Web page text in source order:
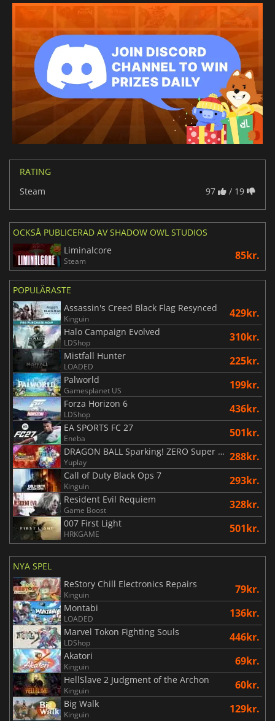
RATING
Steam
97 / 19
OCKSÅ PUBLICERAD AV SHADOW OWL STUDIOS
Liminalcore
Steam 85kr.
POPULÄRASTE
Assassin's Creed Black Flag Resynced
Kinguin 429kr.
Halo Campaign Evolved
LDShop 310kr.
Mistfall Hunter
LOADED 225kr.
Palworld
Gamesplanet US 199kr.
Forza Horizon 6
LDShop 436kr.
EA SPORTS FC 27
Eneba 501kr.
DRAGON BALL Sparking! ZERO Super Limit Breaking NEO
Yuplay 288kr.
Call of Duty Black Ops 7
Kinguin 293kr.
Resident Evil Requiem
Game Boost 328kr.
007 First Light
HRKGAME 501kr.
NYA SPEL
ReStory Chill Electronics Repairs
Kinguin 79kr.
Montabi
LOADED 136kr.
Marvel Tokon Fighting Souls
LDShop 446kr.
Akatori
Kinguin 69kr.
HellSlave 2 Judgment of the Archon
Kinguin 60kr.
Big Walk
Kinguin 129kr.